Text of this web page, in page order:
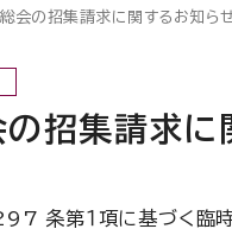
会の招集請求に関するお知ら
招集請求に
条第１項に基づく臨